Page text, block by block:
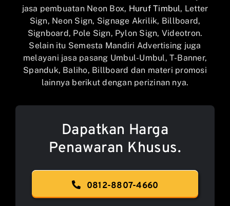
jasa pembuatan Neon Box, Huruf Timbul, Letter
Sign, Neon Sign, Signage Akrilik, Billboard,
Signboard, Pole Sign, Pylon Sign, Videotron.
Selain itu Semesta Mandiri Advertising juga
melayani jasa pasang Umbul-Umbul, T-Banner,
Spanduk, Baliho, Billboard dan materi promosi
lainnya berikut dengan perizinan nya.
Dapatkan Harga
Penawaran Khusus.
0812-8807-4660